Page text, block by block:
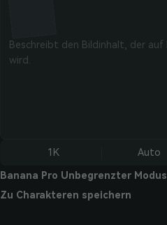
1K Auto
Banana Pro Unbegrenzter Modus
Zu Charakteren speichern